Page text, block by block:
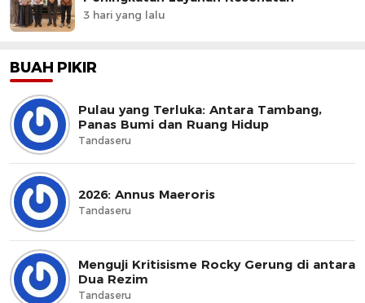
3 hari yang lalu
BUAH PIKIR
Pulau yang Terluka: Antara Tambang,
Panas Bumi dan Ruang Hidup
Tandaseru
2026: Annus Maeroris
Tandaseru
Menguji Kritisisme Rocky Gerung di antara
Dua Rezim
Tandaseru